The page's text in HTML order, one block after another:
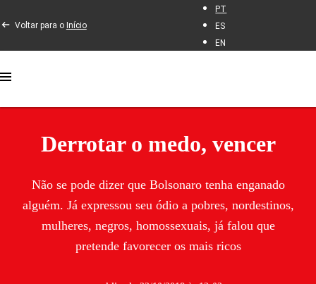
Voltar para o Início
PT
ES
EN
Derrotar o medo, vencer
Não se pode dizer que Bolsonaro tenha enganado
alguém. Já expressou seu ódio a pobres, nordestinos,
mulheres, negros, homossexuais, já falou que
pretende favorecer os mais ricos